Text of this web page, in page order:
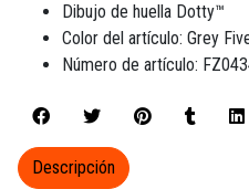
Dibujo de huella Dotty™
Color del artículo: Grey
Número de artículo:
Descripción